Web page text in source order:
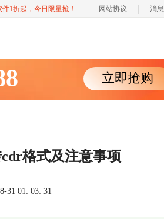
件1折起，今日限量抢！ 网站协议 消息
立即抢购
格式及注意事项
31 01: 03: 31